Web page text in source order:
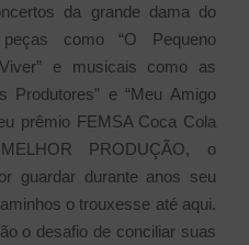
da grande dama do
como “O Pequeno
e musicais como as
Produtores” e “Meu Amigo
prêmio FEMSA Coca Cola
PRODUÇÃO, o
guardar durante anos seu
o trouxesse até aqui.
o desafio de conciliar suas